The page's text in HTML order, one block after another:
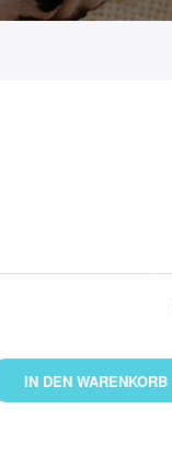
IN DEN WARENKORB